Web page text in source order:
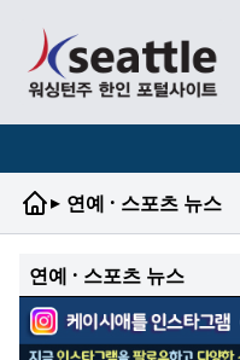
▸ 연예 · 스포츠 뉴스
연예 · 스포츠 뉴스